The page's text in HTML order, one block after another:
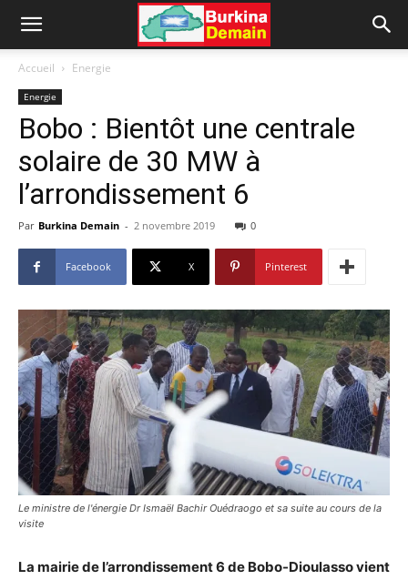
Accueil Energie
Energie
Bobo : Bientôt une centrale
solaire de 30 MW à
l’arrondissement 6
Par Burkina Demain - 2 novembre 2019 0
Facebook X Pinterest
Le ministre de l'énergie Dr Ismaël Bachir Ouédraogo et sa suite au cours de la
visite
La mairie de l’arrondissement 6 de Bobo-Dioulasso vient